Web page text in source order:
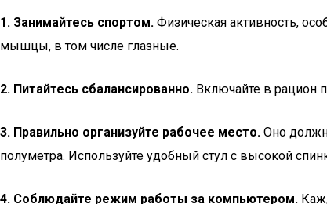
1. Занимайтесь спортом. Физическая активность,
мышцы, в том числе глазные.
2. Питайтесь сбалансированно. Включайте в рацион
3. Правильно организуйте рабочее место. Оно
полуметра. Используйте удобный стул с высокой
4. Соблюдайте режим работы за компьютером.